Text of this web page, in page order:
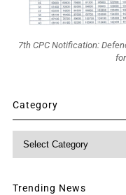
7th CPC Notification:
Category
Trending News